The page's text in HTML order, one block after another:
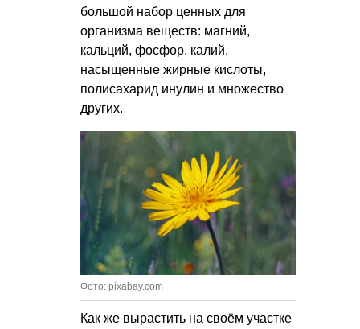
большой набор ценных для
организма веществ: магний,
кальций, фосфор, калий,
насыщенные жирные кислоты,
полисахарид инулин и множество
других.
Фото: pixabay.com
Как же вырастить на своём участке